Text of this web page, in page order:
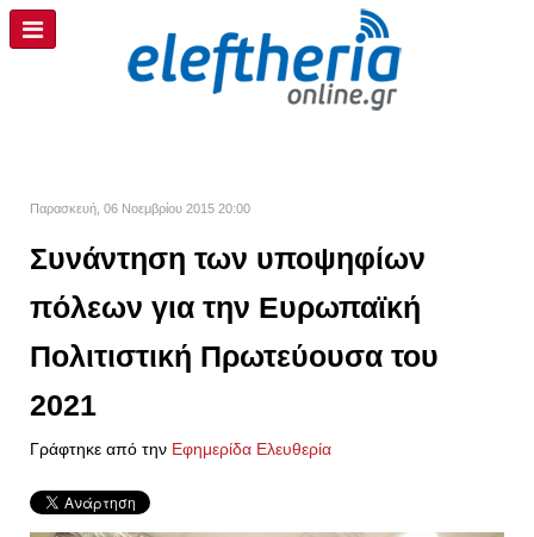
Παρασκευή, 06 Νοεμβρίου 2015 20:00
Συνάντηση των υποψηφίων
πόλεων για την Ευρωπαϊκή
Πολιτιστική Πρωτεύουσα του
2021
Γράφτηκε από την Εφημερίδα Ελευθερία